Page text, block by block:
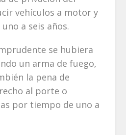
vehículos a motor y
a seis años.
se hubiera
un arma de fuego,
la pena de
al porte o
por tiempo de uno a